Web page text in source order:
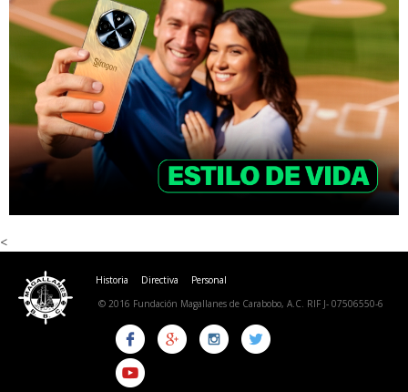
<
Historia Directiva
Personal
© 2016 Fundación Magallanes de Carabobo, A.C. RIF J- 07506550-6